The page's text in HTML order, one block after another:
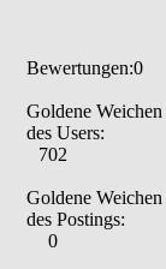
Bewertungen:0
Goldene Weichen
des Users:
702
Goldene Weichen
des Postings:
0